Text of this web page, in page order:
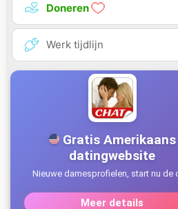
Doneren
Werk tijdlijn